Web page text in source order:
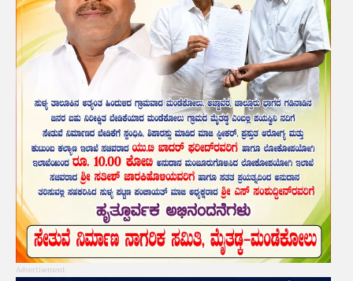
Advertisement